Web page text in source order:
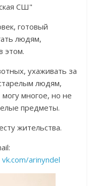
СШ"
готовый
людям,
этом.
ухаживать за
людям,
многое, но не
предметы.
жительства.
vk.com/arinyndel